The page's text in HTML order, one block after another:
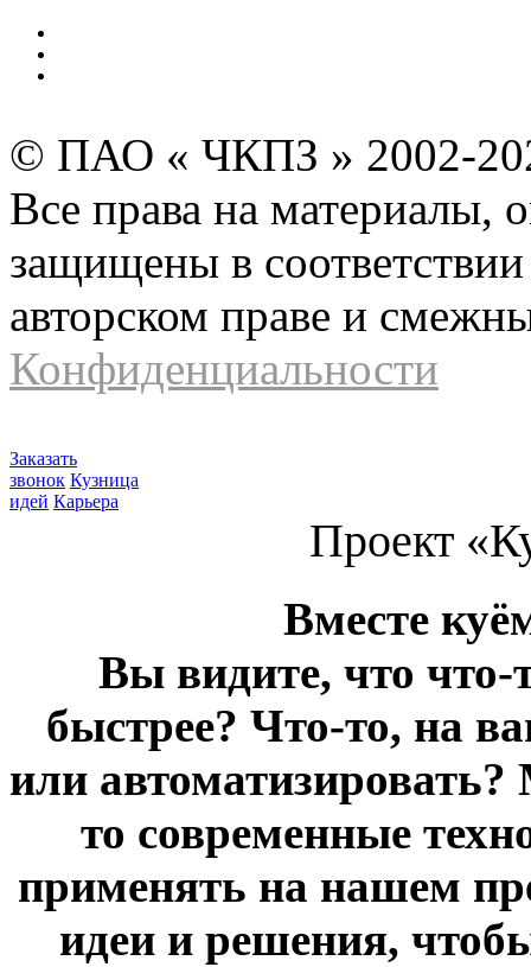
© ПАО « ЧКПЗ » 2002-
Все права на материалы,
защищены в соответствии
авторском праве и
Конфиденциальности
Заказать
звонок Кузница
идей Карьера
Проект
Вместе
Вы видите, что
быстрее? Что-то, на
или
то современные
применять на нашем
идеи и решения,